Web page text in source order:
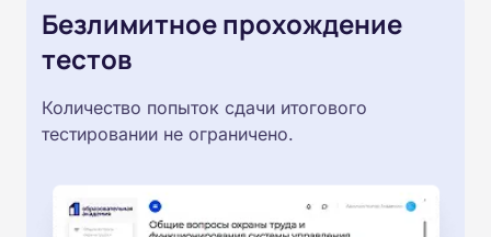
Безлимитное прохождение
тестов
Количество попыток сдачи итогового
тестировании не ограничено.